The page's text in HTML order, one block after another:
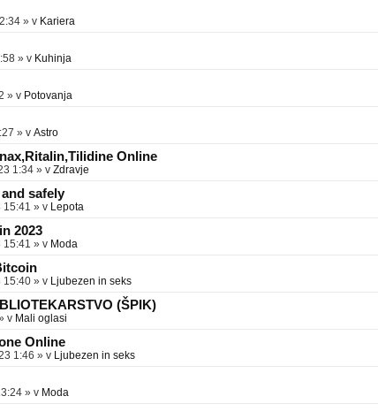
» v Kariera
» v Kuhinja
» v Potovanja
» v Astro
Online
1:34 » v Zdravje
safely
15:41 » v Lepota
2023
15:41 » v Moda
15:40 » v Ljubezen in seks
(ŠPIK)
v Mali oglasi
Online
1:46 » v Ljubezen in seks
» v Moda